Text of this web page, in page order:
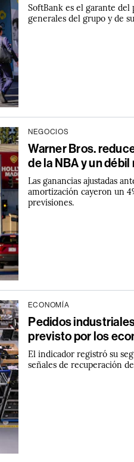
SoftBank es el garante
generales del grupo y de
NEGOCIOS
Warner Bros.
de la NBA y un
Las ganancias ajustadas
amortización cayeron un
previsiones.
ECONOMÍA
Pedidos
previsto por los
El indicador registró su
señales de recuperación